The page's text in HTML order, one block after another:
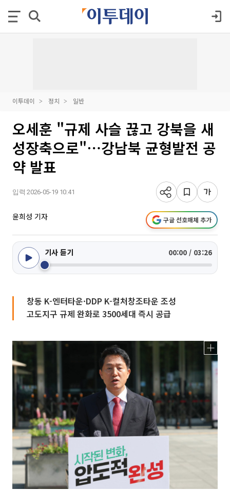
이투데이 정치 일반
오세훈 "규제 사슬 끊고 강북을 새
성장축으로"⋯강남북 균형발전 공
약 발표
입력 2026-05-19 10:41
윤희성 기자 구글 선호매체 추가
기사 듣기 00:00 / 03:26
창동 K-엔터타운·DDP K-컬처창조타운 조성
고도지구 규제 완화로 3500세대 즉시 공급